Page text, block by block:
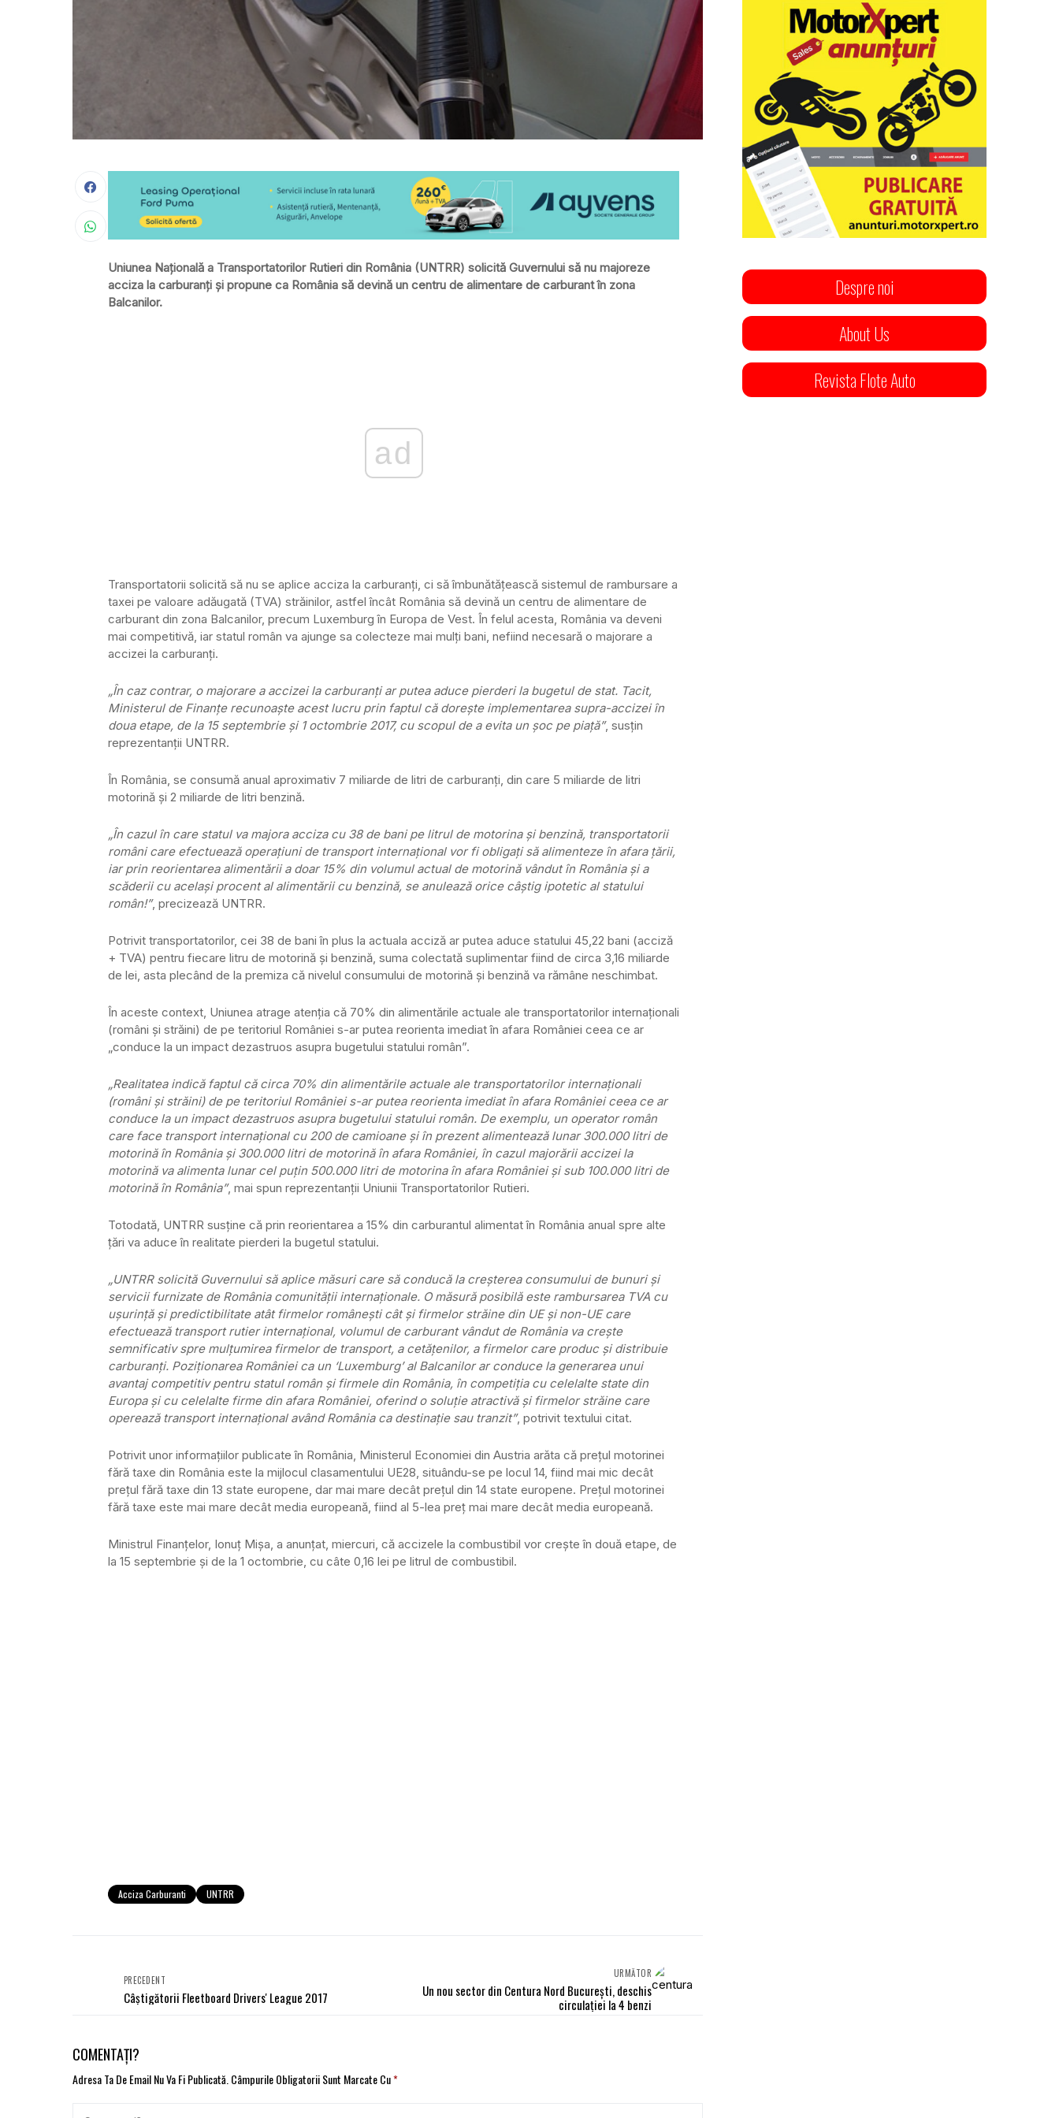
Uniunea Naţională a Transportatorilor Rutieri din România (UNTRR) solicită Guvernului să nu majoreze
acciza la carburanţi şi propune ca România să devină un centru de alimentare de carburant în zona
Balcanilor.
ad
Transportatorii solicită să nu se aplice acciza la carburanţi, ci să îmbunătăţească sistemul de rambursare a
taxei pe valoare adăugată (TVA) străinilor, astfel încât România să devină un centru de alimentare de
carburant din zona Balcanilor, precum Luxemburg în Europa de Vest. În felul acesta, România va deveni
mai competitivă, iar statul român va ajunge sa colecteze mai mulţi bani, nefiind necesară o majorare a
accizei la carburanţi.
„În caz contrar, o majorare a accizei la carburanţi ar putea aduce pierderi la bugetul de stat. Tacit,
Ministerul de Finanţe recunoaşte acest lucru prin faptul că doreşte implementarea supra-accizei în
doua etape, de la 15 septembrie şi 1 octombrie 2017, cu scopul de a evita un şoc pe piaţă”, susţin
reprezentanţii UNTRR.
În România, se consumă anual aproximativ 7 miliarde de litri de carburanţi, din care 5 miliarde de litri
motorină şi 2 miliarde de litri benzină.
„În cazul în care statul va majora acciza cu 38 de bani pe litrul de motorina şi benzină, transportatorii
români care efectuează operaţiuni de transport internaţional vor fi obligaţi să alimenteze în afara ţării,
iar prin reorientarea alimentării a doar 15% din volumul actual de motorină vândut în România şi a
scăderii cu acelaşi procent al alimentării cu benzină, se anulează orice câştig ipotetic al statului
român!”, precizează UNTRR.
Potrivit transportatorilor, cei 38 de bani în plus la actuala acciză ar putea aduce statului 45,22 bani (acciză
+ TVA) pentru fiecare litru de motorină şi benzină, suma colectată suplimentar fiind de circa 3,16 miliarde
de lei, asta plecând de la premiza că nivelul consumului de motorină şi benzină va rămâne neschimbat.
În aceste context, Uniunea atrage atenţia că 70% din alimentările actuale ale transportatorilor internaţionali
(români şi străini) de pe teritoriul României s-ar putea reorienta imediat în afara României ceea ce ar
„conduce la un impact dezastruos asupra bugetului statului român”.
„Realitatea indică faptul că circa 70% din alimentările actuale ale transportatorilor internaţionali
(români şi străini) de pe teritoriul României s-ar putea reorienta imediat în afara României ceea ce ar
conduce la un impact dezastruos asupra bugetului statului român. De exemplu, un operator român
care face transport internaţional cu 200 de camioane şi în prezent alimentează lunar 300.000 litri de
motorină în România şi 300.000 litri de motorină în afara României, în cazul majorării accizei la
motorină va alimenta lunar cel puţin 500.000 litri de motorina în afara României şi sub 100.000 litri de
motorină în România”, mai spun reprezentanţii Uniunii Transportatorilor Rutieri.
Totodată, UNTRR susţine că prin reorientarea a 15% din carburantul alimentat în România anual spre alte
ţări va aduce în realitate pierderi la bugetul statului.
„UNTRR solicită Guvernului să aplice măsuri care să conducă la creşterea consumului de bunuri şi
servicii furnizate de România comunităţii internaţionale. O măsură posibilă este rambursarea TVA cu
uşurinţă şi predictibilitate atât firmelor româneşti cât şi firmelor străine din UE şi non-UE care
efectuează transport rutier internaţional, volumul de carburant vândut de România va creşte
semnificativ spre mulţumirea firmelor de transport, a cetăţenilor, a firmelor care produc şi distribuie
carburanţi. Poziţionarea României ca un ‘Luxemburg’ al Balcanilor ar conduce la generarea unui
avantaj competitiv pentru statul român şi firmele din România, în competiţia cu celelalte state din
Europa şi cu celelalte firme din afara României, oferind o soluţie atractivă şi firmelor străine care
operează transport internaţional având România ca destinaţie sau tranzit”, potrivit textului citat.
Potrivit unor informaţiilor publicate în România, Ministerul Economiei din Austria arăta că preţul motorinei
fără taxe din România este la mijlocul clasamentului UE28, situându-se pe locul 14, fiind mai mic decât
preţul fără taxe din 13 state europene, dar mai mare decât preţul din 14 state europene. Preţul motorinei
fără taxe este mai mare decât media europeană, fiind al 5-lea preţ mai mare decât media europeană.
Ministrul Finanţelor, Ionuţ Mişa, a anunţat, miercuri, că accizele la combustibil vor creşte în două etape, de
la 15 septembrie şi de la 1 octombrie, cu câte 0,16 lei pe litrul de combustibil.
Acciza Carburanti UNTRR
PRECEDENT
Câștigătorii Fleetboard Drivers' League 2017
URMĂTOR
Un nou sector din Centura Nord Bucureşti, deschis
circulaţiei la 4 benzi
COMENTAȚI?
Adresa Ta De Email Nu Va Fi Publicată. Câmpurile Obligatorii Sunt Marcate Cu*
Despre noi
About Us
Revista Flote Auto